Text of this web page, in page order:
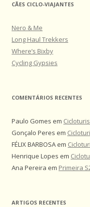
CÃES CICLO-VIAJANTES
Nero & Me
Long Haul Trekkers
Where’s Bixby
Cycling Gypsies
COMENTÁRIOS RECENTES
Paulo Gomes em
Gonçalo Peres em
FÉLIX BARBOSA em
Henrique Lopes em
Ana Pereira em Primeira
ARTIGOS RECENTES